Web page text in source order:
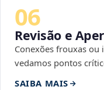
06
Revisão e
Conexões frouxas ou
vedamos pontos
SAIBA MAIS